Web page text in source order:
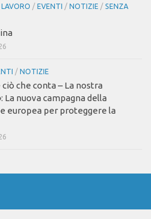
/ EVENTI / NOTIZIE / SENZA
/ NOTIZIE
che conta – La nostra
La nuova campagna della
europea per proteggere la